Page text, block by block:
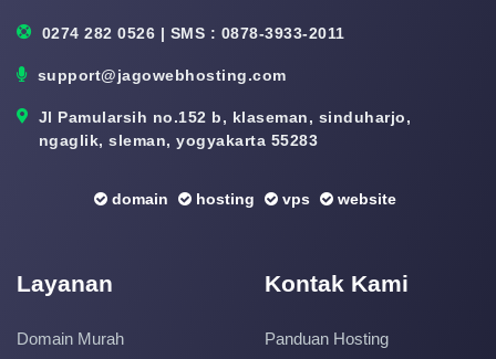
0274 282 0526 | SMS : 0878-3933-2011
support@jagowebhosting.com
Jl Pamularsih no.152 b, klaseman, sinduharjo,
ngaglik, sleman, yogyakarta 55283
domain hosting vps website
Layanan
Domain Murah
Kontak Kami
Panduan Hosting